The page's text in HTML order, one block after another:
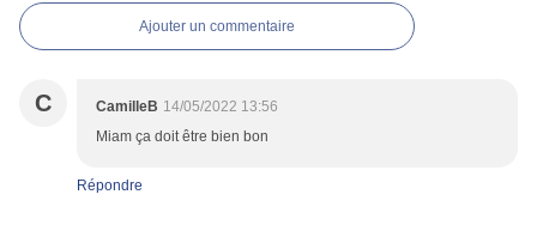
Ajouter un commentaire
C CamilleB 14/05/2022 13:56
Miam ça doit être bien bon
Répondre